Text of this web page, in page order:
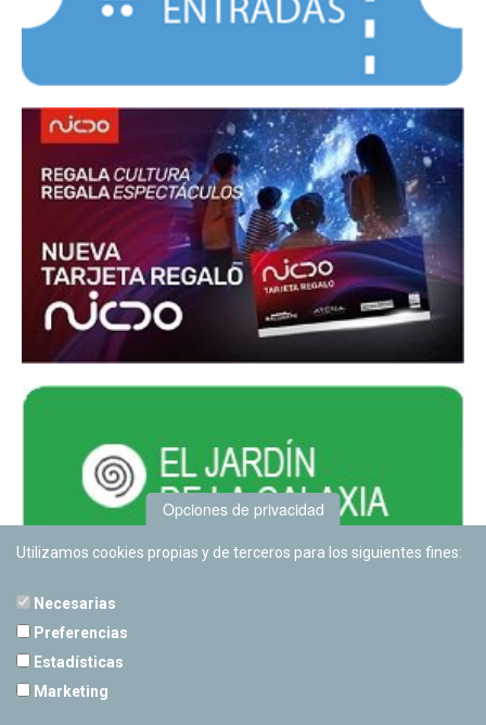
Opciones de privacidad
Utilizamos cookies propias y de terceros para los siguientes fines:
Necesarias
Preferencias
Estadísticas
Marketing